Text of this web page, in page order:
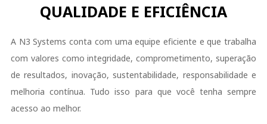
QUALIDADE E EFICIÊNCIA
A N3 Systems conta com uma equipe eficiente e que trabalha
com valores como integridade, comprometimento, superação
de resultados, inovação, sustentabilidade, responsabilidade e
melhoria contínua. Tudo isso para que você tenha sempre
acesso ao melhor.